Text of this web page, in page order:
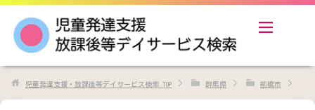
児童発達支援・放課後等デイサービス検索 TOP 群馬県 前橋市